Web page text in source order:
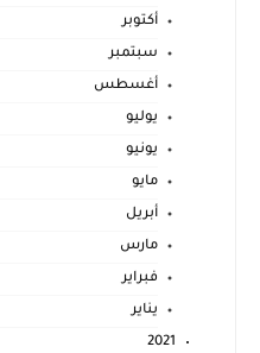
أكتوبر
سبتمبر
أغسطس
يوليو
يونيو
مايو
أبريل
مارس
فبراير
يناير
2021